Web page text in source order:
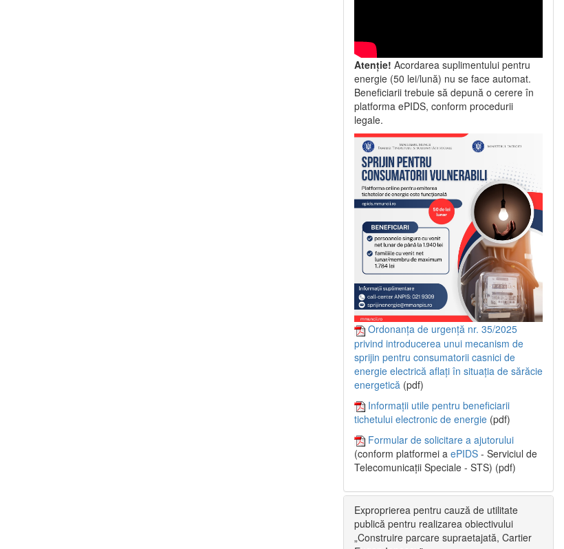
Atenție! Acordarea suplimentului pentru
energie (50 lei/lună) nu se face automat.
Beneficiarii trebuie să depună o cerere în
platforma ePIDS, conform procedurii
legale.
Ordonanța de urgență nr. 35/2025
privind introducerea unui mecanism de
sprijin pentru consumatorii casnici de
energie electrică aflați în situația de sărăcie
energetică (pdf)
Informații utile pentru beneficiarii
tichetului electronic de energie (pdf)
Formular de solicitare a ajutorului
(conform platformei a ePIDS - Serviciul de
Telecomunicații Speciale - STS) (pdf)
Exproprierea pentru cauză de utilitate
publică pentru realizarea obiectivului
„Construire parcare supraetajată, Cartier